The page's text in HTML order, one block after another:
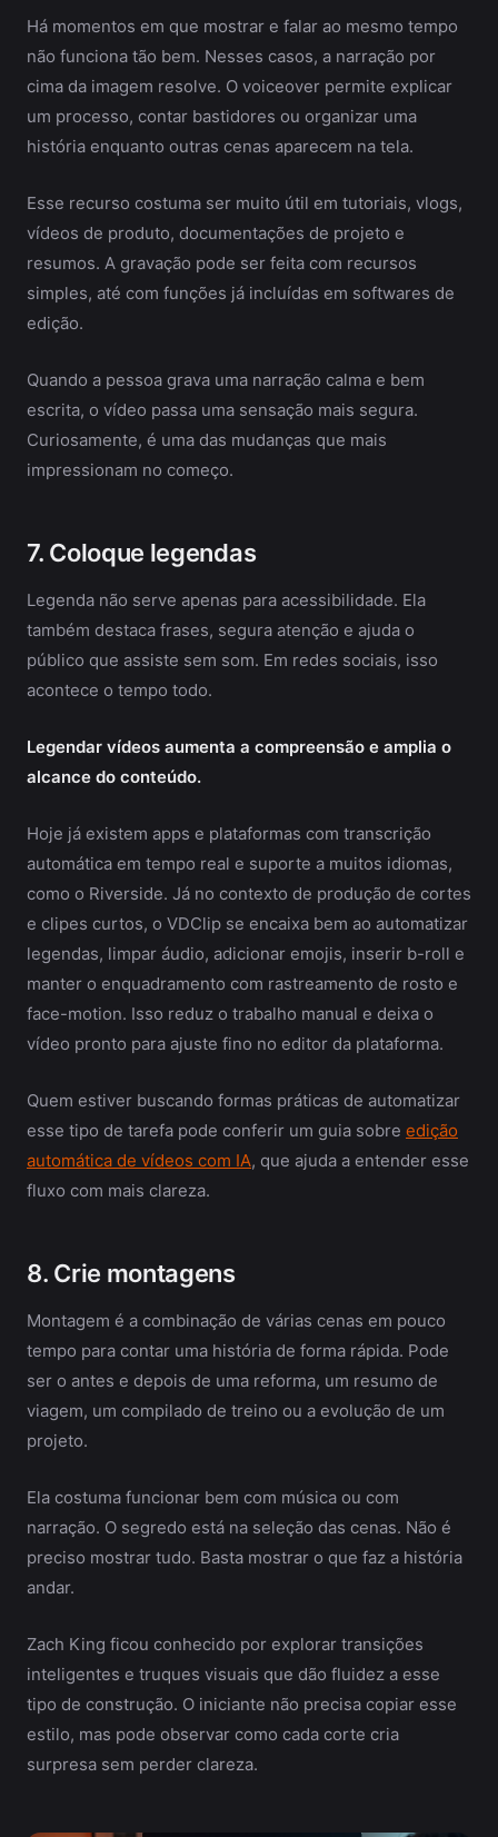
Há momentos em que mostrar e falar ao mesmo tempo
não funciona tão bem. Nesses casos, a narração por
cima da imagem resolve. O voiceover permite explicar
um processo, contar bastidores ou organizar uma
história enquanto outras cenas aparecem na tela.
Esse recurso costuma ser muito útil em tutoriais, vlogs,
vídeos de produto, documentações de projeto e
resumos. A gravação pode ser feita com recursos
simples, até com funções já incluídas em softwares de
edição.
Quando a pessoa grava uma narração calma e bem
escrita, o vídeo passa uma sensação mais segura.
Curiosamente, é uma das mudanças que mais
impressionam no começo.
7. Coloque legendas
Legenda não serve apenas para acessibilidade. Ela
também destaca frases, segura atenção e ajuda o
público que assiste sem som. Em redes sociais, isso
acontece o tempo todo.
Legendar vídeos aumenta a compreensão e amplia o
alcance do conteúdo.
Hoje já existem apps e plataformas com transcrição
automática em tempo real e suporte a muitos idiomas,
como o Riverside. Já no contexto de produção de cortes
e clipes curtos, o VDClip se encaixa bem ao automatizar
legendas, limpar áudio, adicionar emojis, inserir b-roll e
manter o enquadramento com rastreamento de rosto e
face-motion. Isso reduz o trabalho manual e deixa o
vídeo pronto para ajuste fino no editor da plataforma.
Quem estiver buscando formas práticas de automatizar
esse tipo de tarefa pode conferir um guia sobre edição
automática de vídeos com IA, que ajuda a entender esse
fluxo com mais clareza.
8. Crie montagens
Montagem é a combinação de várias cenas em pouco
tempo para contar uma história de forma rápida. Pode
ser o antes e depois de uma reforma, um resumo de
viagem, um compilado de treino ou a evolução de um
projeto.
Ela costuma funcionar bem com música ou com
narração. O segredo está na seleção das cenas. Não é
preciso mostrar tudo. Basta mostrar o que faz a história
andar.
Zach King ficou conhecido por explorar transições
inteligentes e truques visuais que dão fluidez a esse
tipo de construção. O iniciante não precisa copiar esse
estilo, mas pode observar como cada corte cria
surpresa sem perder clareza.